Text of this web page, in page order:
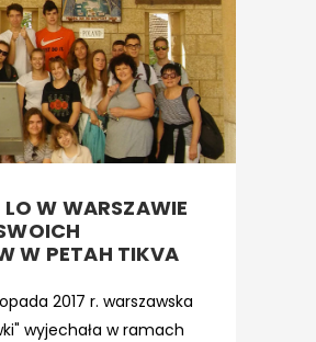
W WARSZAWIE
W PETAH TIKVA
2017 r. warszawska
wyjechała w ramach